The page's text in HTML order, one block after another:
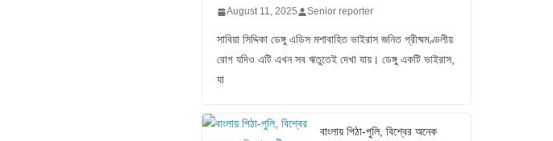
August 11, 2025 Senior reporter
সাবিয়া সিদ্দিকা ডেঙ্গু এডিস মশাবাহিত ভাইরাস জনিত গ্রীষ্মমণ্ডলীয়
রোগ যদিও এটি এখন সব ঋতুতেই দেখা যায়। ডেঙ্গু একটি ভাইরাস,
যা
বাংলায় পিঠা-পুলি, বিশ্বের অনেক